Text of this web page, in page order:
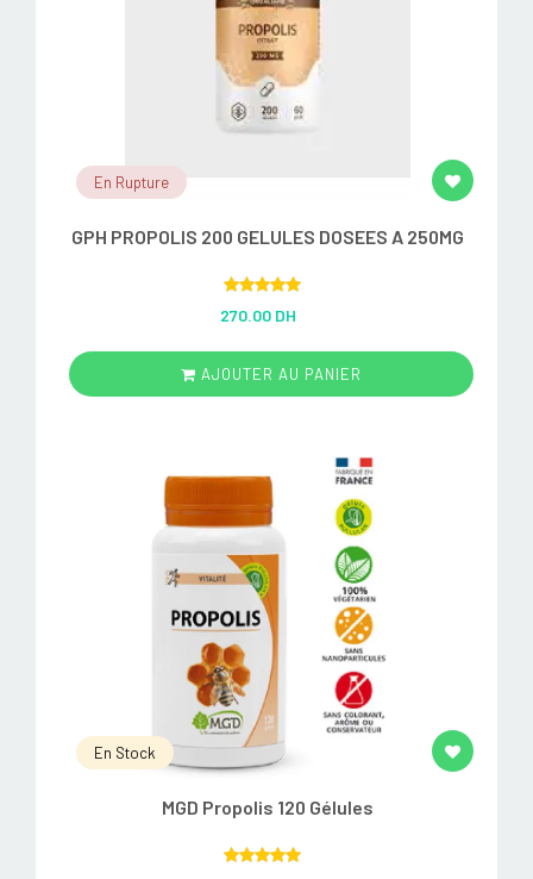
En Rupture
GPH PROPOLIS 200 GELULES DOSEES A 250MG
out of 5
270.00 DH
AJOUTER AU PANIER
En Stock
MGD Propolis 120 Gélules